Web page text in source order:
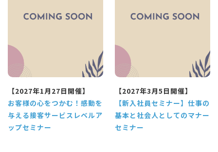
【2027年1月27日開催】
お客様の心をつかむ！感動を
与える接客サービスレベルア
ップセミナー
【2027年3月5日開催】
【新入社員セミナー】仕事の
基本と社会人としてのマナー
セミナー